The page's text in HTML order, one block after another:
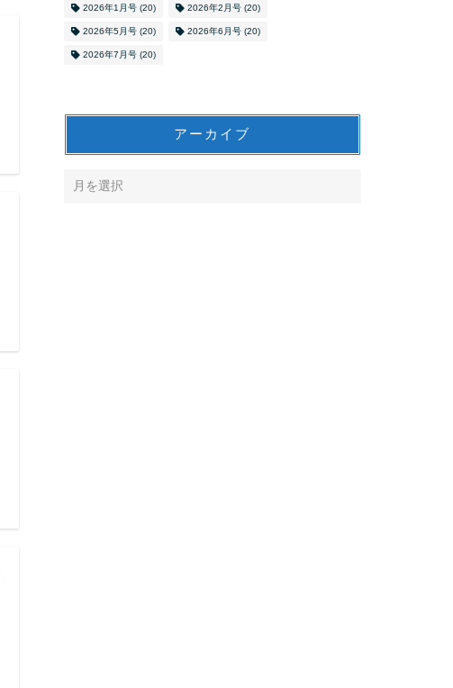
2026年1月号(20) 2026年2月号(20)
2026年5月号(20) 2026年6月号(20)
2026年7月号(20)
アーカイブ